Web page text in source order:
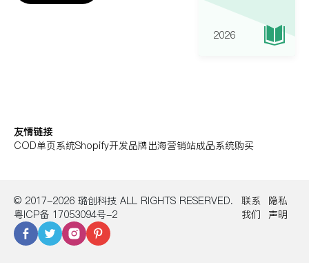
2026
友情链接
COD单页系统Shopify开发品牌出海营销站成品系统购买
© 2017-2026 璐创科技 ALL RIGHTS RESERVED.
粤ICP备 17053094号-2
联系
我们
隐私
声明